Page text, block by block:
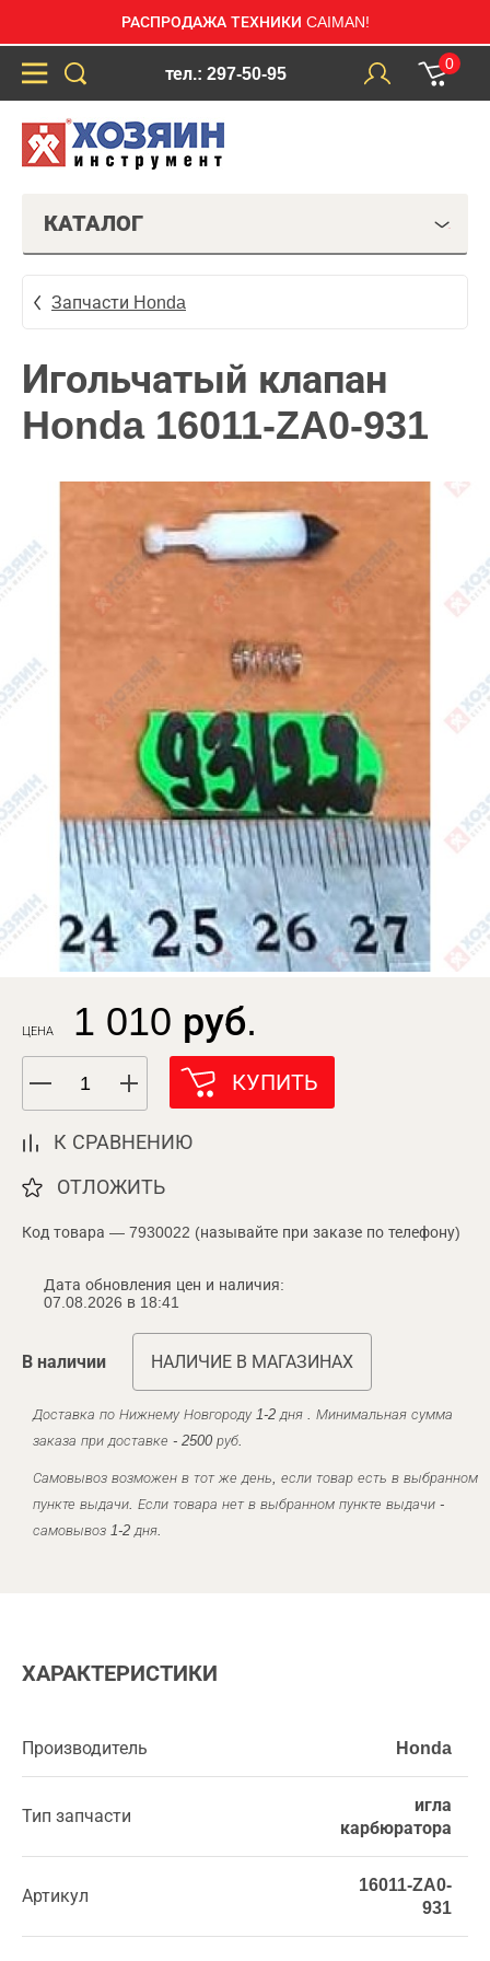
РАСПРОДАЖА ТЕХНИКИ CAIMAN!
тел.: 297-50-95
0
КАТАЛОГ
Запчасти Honda
Игольчатый клапан
Honda 16011-ZA0-931
ЦЕНА 1 010 руб.
КУПИТЬ
К СРАВНЕНИЮ
ОТЛОЖИТЬ
Код товара — 7930022 (называйте при заказе по телефону)
Дата обновления цен и наличия:
07.08.2026 в 18:41
В наличии НАЛИЧИЕ В МАГАЗИНАХ
Доставка по Нижнему Новгороду 1-2 дня . Минимальная сумма
заказа при доставке - 2500 руб.
Самовывоз возможен в тот же день, если товар есть в выбранном
пункте выдачи. Если товара нет в выбранном пункте выдачи -
самовывоз 1-2 дня.
ХАРАКТЕРИСТИКИ
Производитель Honda
Тип запчасти
игла
карбюратора
Артикул
16011-ZA0-
931